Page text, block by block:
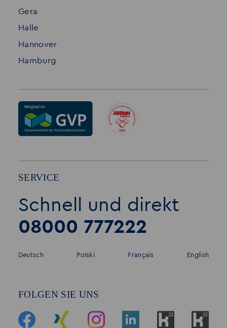
Gera
Halle
Hannover
Hamburg
SERVICE
Schnell und direkt
08000 777222
Deutsch Polski Français English
FOLGEN SIE UNS